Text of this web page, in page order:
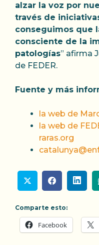
alzar la voz por
través de
conseguimos que
consciente de la
patologías” afirma
de FEDER.
Fuente y más
la web de
la web de
raras.org
Comparte esto:
Facebook